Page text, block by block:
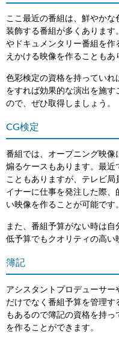
ここ最近の番組は、鮮やか
装飾する番組が多くあります
やドキュメンタリー番組を
えかける映像を作ることもあ
色彩検定の資格を持ってい
をすれば効果的な演出を施
ので、ぜひ取得しましょう。
CG検定
番組では、オープニング映像
煽るケースもあります。最近
こともありますが、テレビ局
イナーに仕事を発注した際
い映像を作ることが可能です。
また、番組予算がない時は自
低予算でもクオリティの高い
簿記
アシスタントプロデューサ
だけでなく番組予算を管理す
もあるので簿記の資格を持
を作ることができます。